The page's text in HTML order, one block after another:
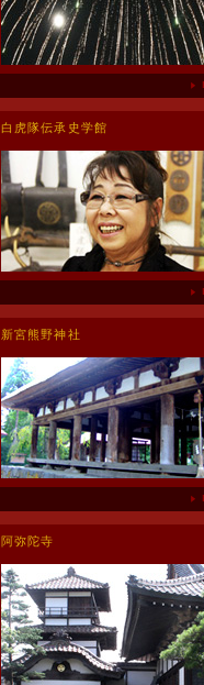
白虎隊伝承史学館
新宮熊野神社
阿弥陀寺